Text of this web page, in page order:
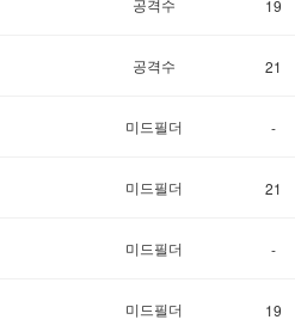
19
공격수 21
미드필더 -
미드필더 21
미드필더 -
미드필더 19